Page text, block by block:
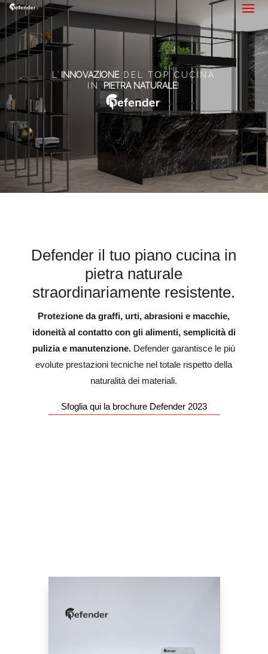
L’ INNOVAZIONEDEL TOP CUCINA
INPIETRA NATURALE!
Defender il tuo piano cucina in
pietra naturale
straordinariamente resistente.
Protezione da graffi, urti, abrasioni e macchie,
idoneità al contatto con gli alimenti, semplicità di
pulizia e manutenzione. Defender garantisce le più
evolute prestazioni tecniche nel totale rispetto della
naturalità dei materiali.
Sfoglia qui la brochure Defender 2023